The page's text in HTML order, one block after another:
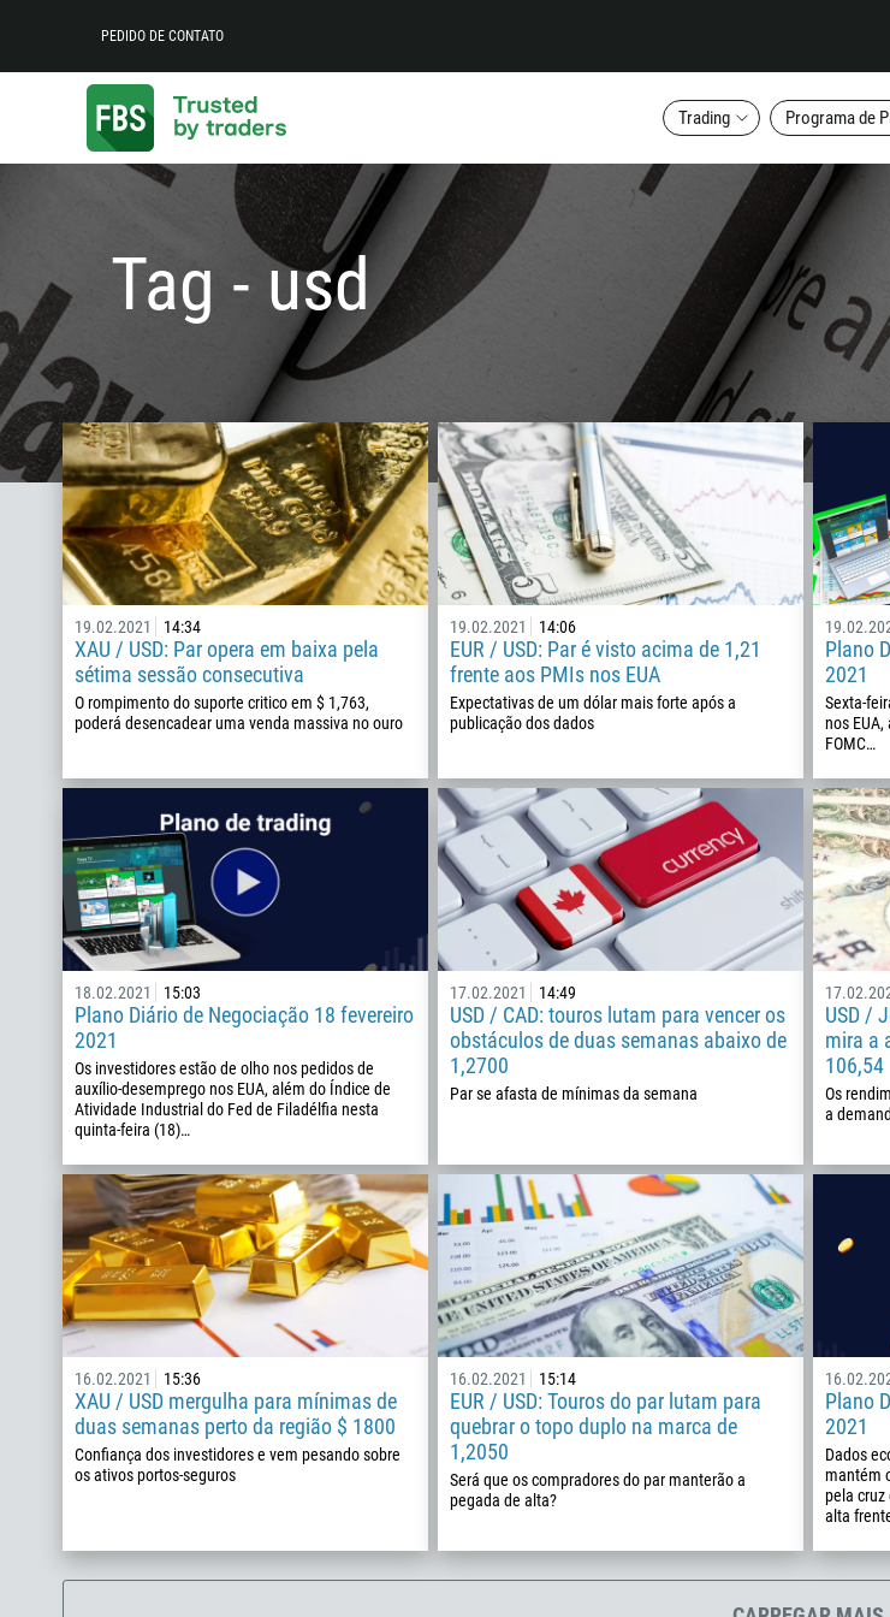
PEDIDO DE CONTATO
Trading Programa de
Tag - usd
19.02.2021 14:34
XAU / USD: Par opera em baixa pela
sétima sessão consecutiva
O rompimento do suporte critico em $ 1,763,
poderá desencadear uma venda massiva no ouro
19.02.2021 14:06
EUR / USD: Par é visto acima de 1,21
frente aos PMIs nos EUA
Expectativas de um dólar mais forte após a
publicação dos dados
Plano
2021
Sexta-
nos
FOMC…
18.02.2021 15:03
Plano Diário de Negociação 18 fevereiro
2021
Os investidores estão de olho nos pedidos de
auxílio-desemprego nos EUA, além do Índice de
Atividade Industrial do Fed de Filadélfia nesta
quinta-feira (18)…
17.02.2021 14:49
USD / CAD: touros lutam para vencer os
obstáculos de duas semanas abaixo de
1,2700
Par se afasta de mínimas da semana
USD /
mira a
106,54
Os
a
16.02.2021 15:36
XAU / USD mergulha para mínimas de
duas semanas perto da região $ 1800
Confiança dos investidores e vem pesando sobre
os ativos portos-seguros
16.02.2021 15:14
EUR / USD: Touros do par lutam para
quebrar o topo duplo na marca de
1,2050
Será que os compradores do par manterão a
pegada de alta?
Plano
2021
Dados
mantém
pela cruz
alta
Ligue de volta
Número de telefone
1
93
213
376
1264
672
1268
54
374
297
Agende uma chamada
23:00
Insira seu comentário, se
ME LIGUE DE